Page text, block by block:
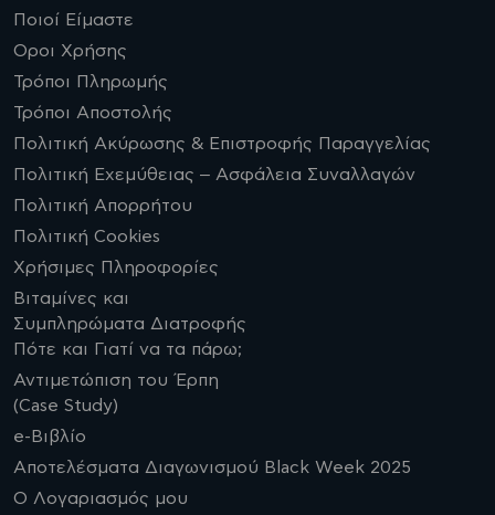
Ποιοί Είμαστε
Οροι Χρήσης
Τρόποι Πληρωμής
Τρόποι Αποστολής
Πολιτική Ακύρωσης & Επιστροφής Παραγγελίας
Πολιτική Εχεμύθειας – Ασφάλεια Συναλλαγών
Πολιτική Απορρήτου
Πολιτική Cookies
Χρήσιμες Πληροφορίες
Βιταμίνες και
Συμπληρώματα Διατροφής
Πότε και Γιατί να τα πάρω;
Αντιμετώπιση του Έρπη
(Case Study)
e-Βιβλίο
Αποτελέσματα Διαγωνισμού Black Week 2025
Ο Λογαριασμός μου